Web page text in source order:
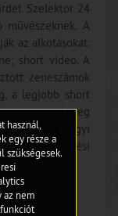
Szelektor 24
A
az alkotásokat:
short video. A
zeneszámok
a legjobb short
majd meg
alkotók a tárgyi
terjesztési
használ,
egy része a
az nem